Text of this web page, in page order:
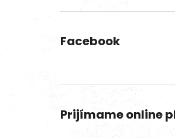
Facebook
Prijímame online